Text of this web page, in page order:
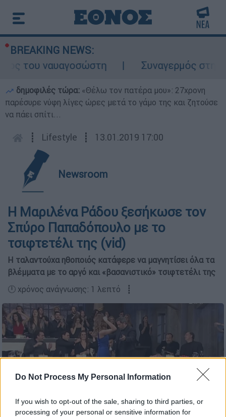
Do Not Process My Personal Information
If you wish to opt-out of the sale, sharing to third parties, or
processing of your personal or sensitive information for
BREAKING NEWS:
του ναυαγοσώστη
Συναγερμός στην
δημοφιλές τώρα: «Θέλω τον πατέρα μου»: 27χρονη
παρέσυρε νύφη λίγες ώρες μετά το γάμο της και ζητούσε
να πάει σπίτι...
┋ Lifestyle ┋ 13.01.2019 17:00
Newsroom
Η Μαριλένα Ράδου ξεσήκωσε τον
Σπύρο Παπαδόπουλο με το
τσιφτετέλι της (vid)
Η ταλαντούχα ηθοποιός κατάφερε να μαγνητίσει όλα τα
βλέμματα με το αργό και «βασανιστικό» τσιφτετέλι της
🕛 χρόνος ανάγνωσης: 1 λεπτό ┋